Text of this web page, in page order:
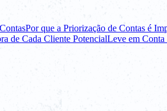
Por que a Priorização de Contas é
de Cada Cliente PotencialLeve em